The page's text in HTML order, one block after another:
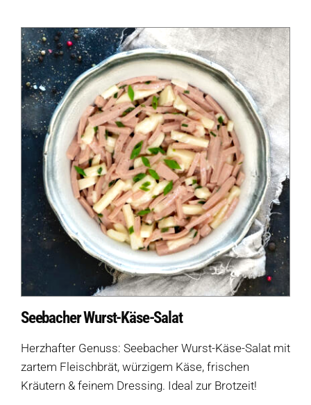
Seebacher Wurst-Käse-Salat
Herzhafter Genuss: Seebacher Wurst-Käse-Salat mit
zartem Fleischbrät, würzigem Käse, frischen
Kräutern & feinem Dressing. Ideal zur Brotzeit!